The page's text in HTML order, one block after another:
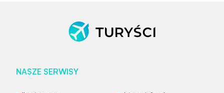
NASZE SERWISY